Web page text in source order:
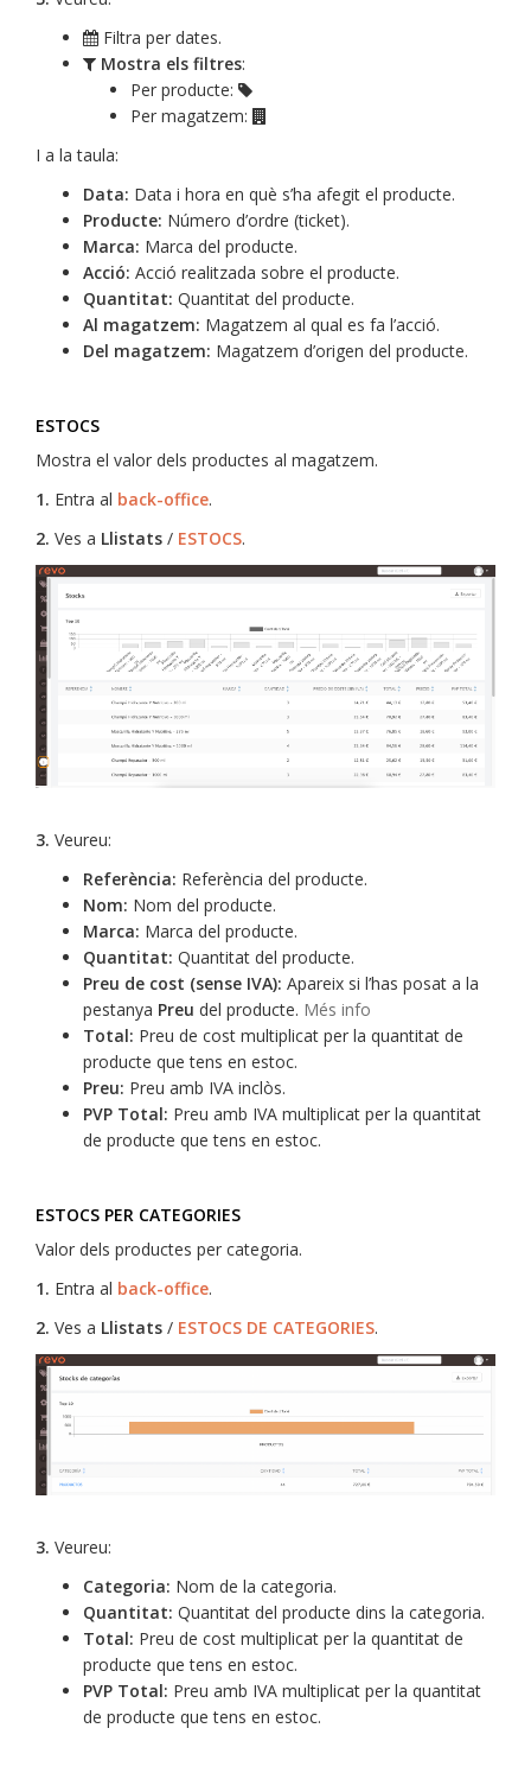
Filtra per dates.
Mostra els filtres:
Per producte:
Per magatzem:
I a la taula:
Data: Data i hora en què s’ha afegit el producte.
Producte: Número d’ordre (ticket).
Marca: Marca del producte.
Acció: Acció realitzada sobre el producte.
Quantitat: Quantitat del producte.
Al magatzem: Magatzem al qual es fa l’acció.
Del magatzem: Magatzem d’origen del producte.
ESTOCS
Mostra el valor dels productes al magatzem.
1. Entra al back-office.
2. Ves a Llistats / ESTOCS.
3. Veureu:
Referència: Referència del producte.
Nom: Nom del producte.
Marca: Marca del producte.
Quantitat: Quantitat del producte.
Preu de cost (sense IVA): Apareix si l’has posat a la
pestanya Preu del producte. Més info
Total: Preu de cost multiplicat per la quantitat de
producte que tens en estoc.
Preu: Preu amb IVA inclòs.
PVP Total: Preu amb IVA multiplicat per la quantitat
de producte que tens en estoc.
ESTOCS PER CATEGORIES
Valor dels productes per categoria.
1. Entra al back-office.
2. Ves a Llistats / ESTOCS DE CATEGORIES.
3. Veureu:
Categoria: Nom de la categoria.
Quantitat: Quantitat del producte dins la categoria.
Total: Preu de cost multiplicat per la quantitat de
producte que tens en estoc.
PVP Total: Preu amb IVA multiplicat per la quantitat
de producte que tens en estoc.